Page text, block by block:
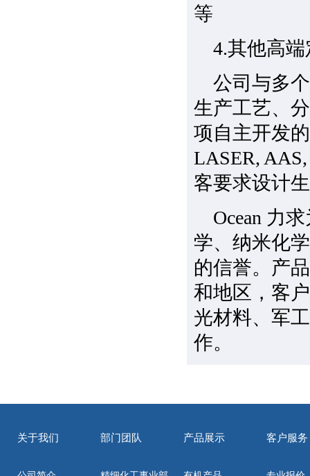
等
4.其他高
公司与多
生产工艺、
项自主开发
LASER,
客要求设计
Ocean 力
学、纳米化
的信誉。产
和地区，客
光材料、军
作。
关于我们 部门团队 产品展示 客户服务